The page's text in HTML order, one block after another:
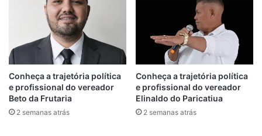
iniciado pelo nosso ex-prefeito João
Martins e de todos que seguem firmes com
a gente: professores, coordenadores,
gestores escolares, estudantes e suas
famílias. Vamos continuar avançando,
porque acreditamos que a educação é o
caminho para transformar realidades”,
afirmou o gestor.
Conheça a trajetória política
e profissional do vereador
Beto da Frutaria
2 semanas atrás
Conheça a trajetória política
e profissional do vereador
Elinaldo do Paricatiua
2 semanas atrás